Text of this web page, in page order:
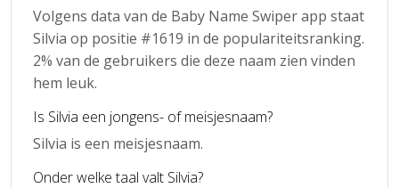
Volgens data van de Baby Name Swiper app staat
Silvia op positie #1619 in de populariteitsranking.
2% van de gebruikers die deze naam zien vinden
hem leuk.
Is Silvia een jongens- of meisjesnaam?
Silvia is een meisjesnaam.
Onder welke taal valt Silvia?